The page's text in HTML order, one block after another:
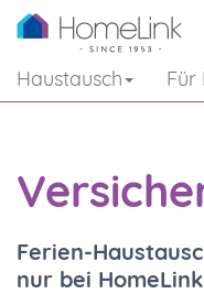
Haustausch Für
Ferien-
nur bei